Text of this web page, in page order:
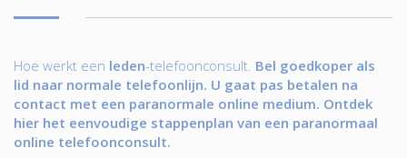
Hoe werkt een leden-telefoonconsult. Bel goedkoper als
lid naar normale telefoonlijn. U gaat pas betalen na
contact met een paranormale online medium. Ontdek
hier het eenvoudige stappenplan van een paranormaal
online telefoonconsult.